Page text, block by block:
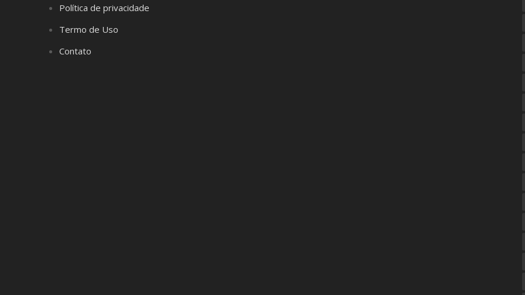
Política de privacidade
Termo de Uso
Contato